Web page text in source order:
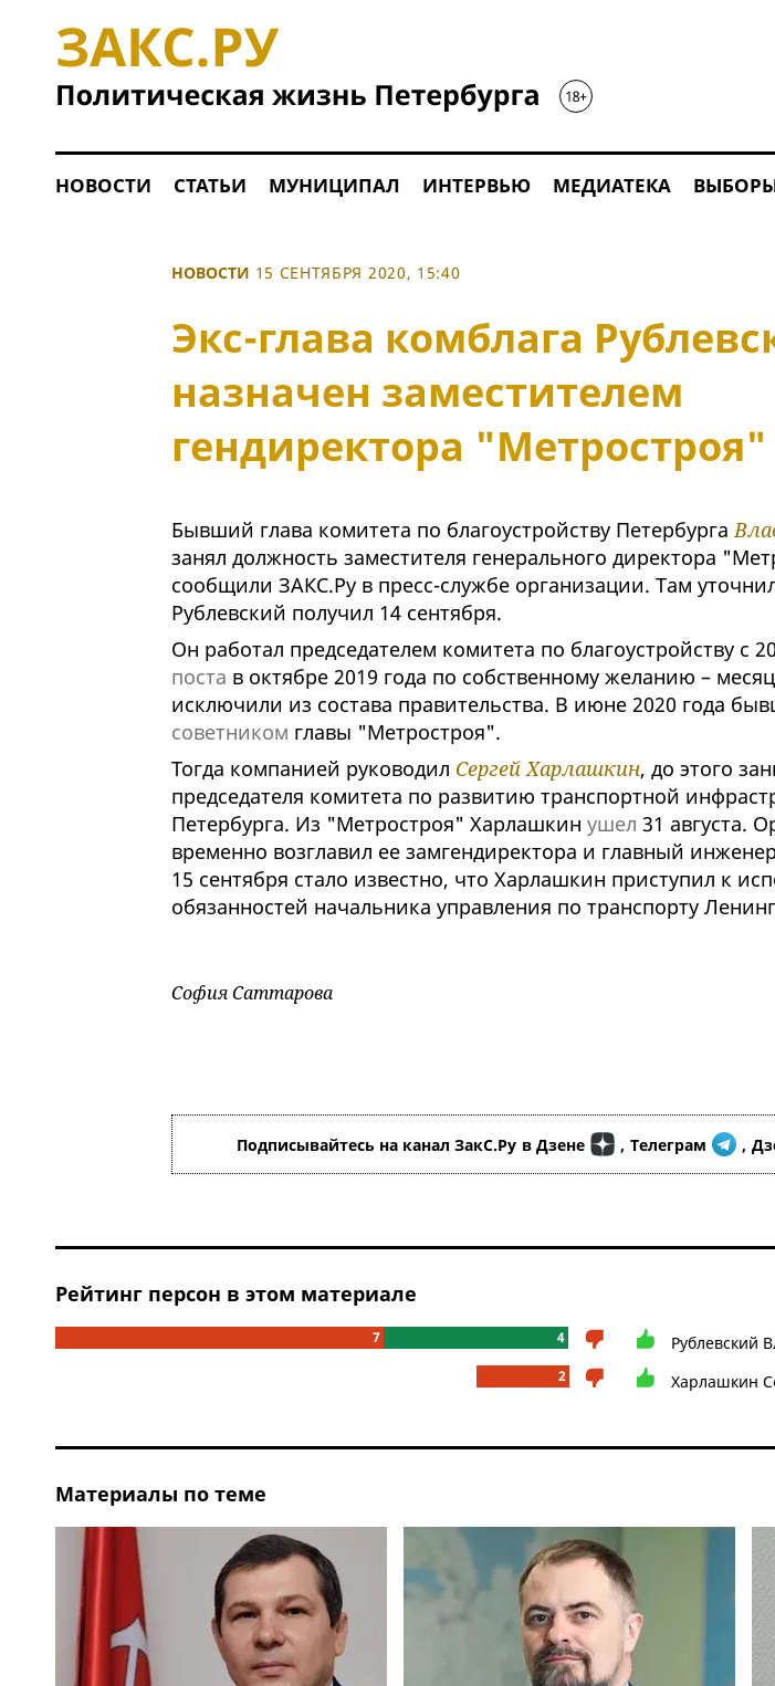
НОВОСТИ СТАТЬИ МУНИЦИПАЛ ИНТЕРВЬЮ МЕДИАТЕКА
НОВОСТИ 15 СЕНТЯБРЯ 2020, 15:40
Экс-глава комблага
назначен заместителем
гендиректора "Метростроя"
Бывший глава комитета по благоустройству Петербурга
занял должность заместителя генерального директора
сообщили ЗАКС.Ру в пресс-службе организации. Там
Рублевский получил 14 сентября.
Он работал председателем комитета по благоустройству с
поста в октябре 2019 года по собственному желанию –
исключили из состава правительства. В июне 2020 года
советником главы "Метростроя".
Тогда компанией руководил Сергей Харлашкин, до этого
председателя комитета по развитию транспортной
Петербурга. Из "Метростроя" Харлашкин ушел 31 августа.
временно возглавил ее замгендиректора и главный
15 сентября стало известно, что Харлашкин приступил к
обязанностей начальника управления по транспорту
София Саттарова
Подписывайтесь на канал ЗакС.Ру в Дзене , Телеграм ,
Рейтинг персон в этом материале
7 4 Рублевский
2 Харлашкин
Материалы по теме